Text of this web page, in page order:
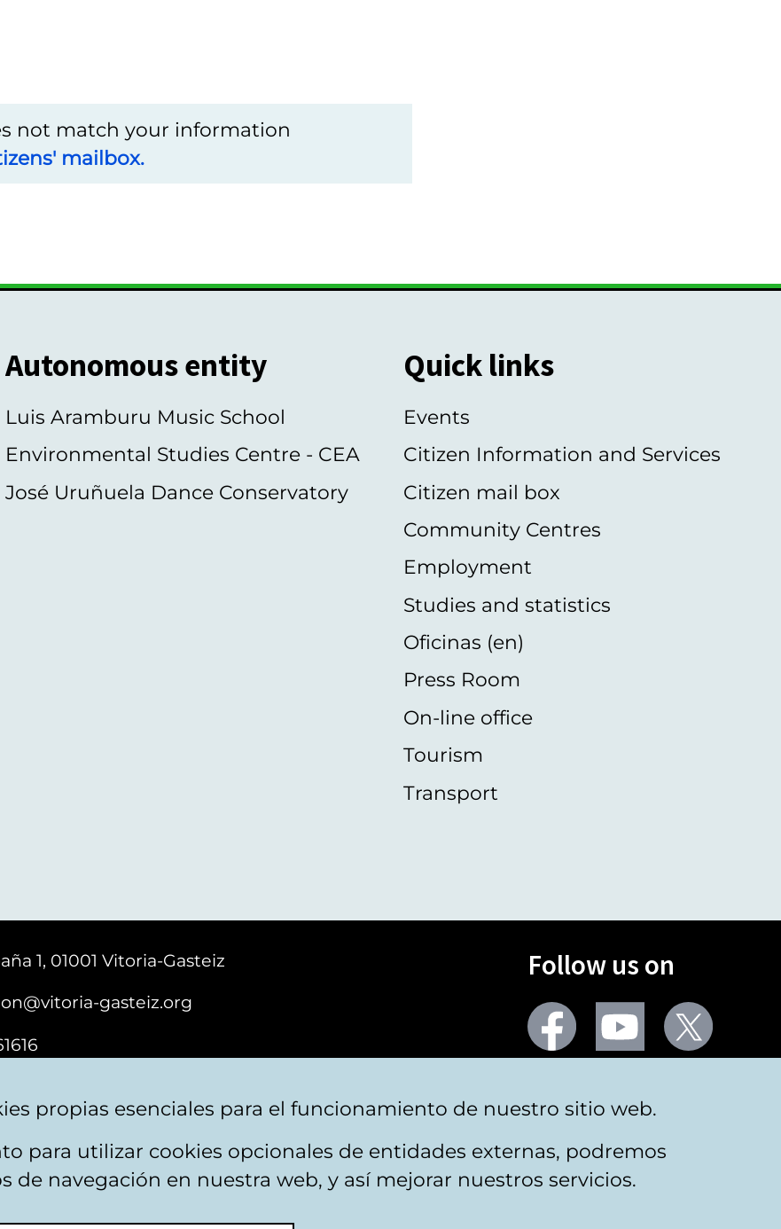
not match your information
mailbox.
Autonomous entity
Luis Aramburu Music School
Environmental Studies Centre - CEA
José Uruñuela Dance Conservatory
Quick links
Events
Citizen Information and Services
Citizen mail box
Community Centres
Employment
Studies and statistics
Oficinas (en)
Press Room
On-line office
Tourism
Transport
1, 01001 Vitoria-Gasteiz
gasteiz.org
Follow us on
Facebook Youtube
map Accessibility Contact
propias esenciales para el funcionamiento de nuestro sitio web.
para utilizar cookies opcionales de entidades externas, podremos
de navegación en nuestra web, y así mejorar nuestros servicios.